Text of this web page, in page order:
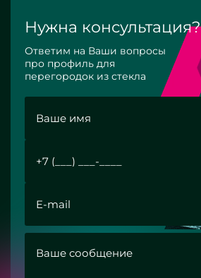
Нужна консультация?
Ответим на Ваши вопросы
про профиль для
перегородок из стекла